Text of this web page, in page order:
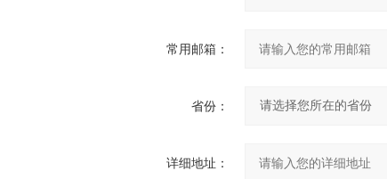
常用邮箱：
省份：
详细地址：